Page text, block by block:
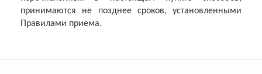
принимаются не позднее сроков, установленными
Правилами приема.